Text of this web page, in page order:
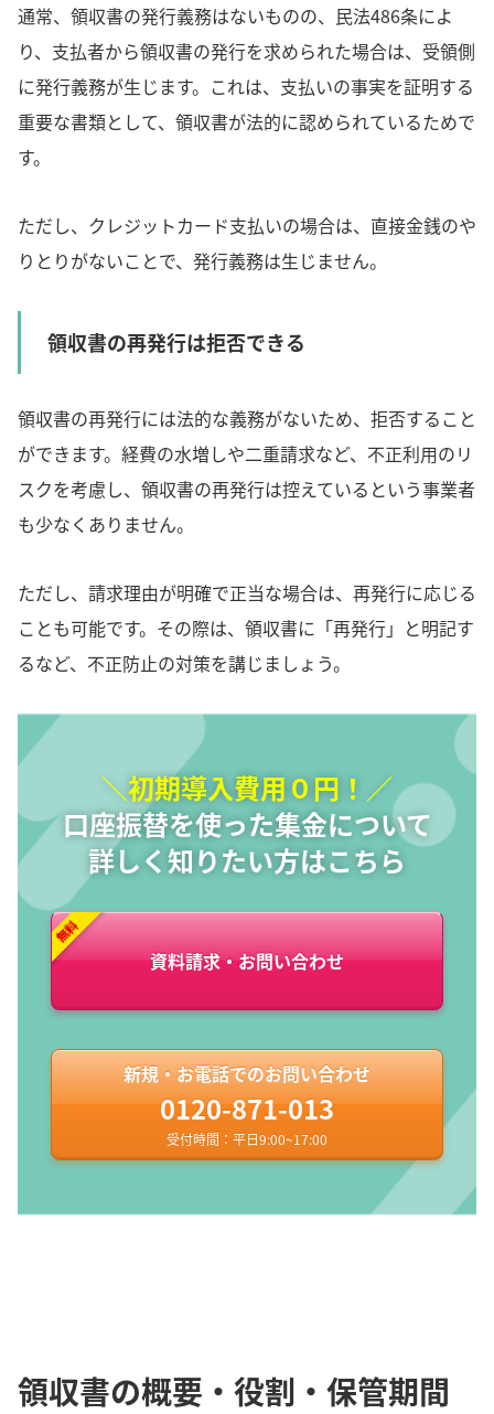
通常、領収書の発行義務はないものの、民法486条によ
り、支払者から領収書の発行を求められた場合は、受領側
に発行義務が生じます。これは、支払いの事実を証明する
重要な書類として、領収書が法的に認められているためで
す。
ただし、クレジットカード支払いの場合は、直接金銭のや
りとりがないことで、発行義務は生じません。
領収書の再発行は拒否できる
領収書の再発行には法的な義務がないため、拒否すること
ができます。経費の水増しや二重請求など、不正利用のリ
スクを考慮し、領収書の再発行は控えているという事業者
も少なくありません。
ただし、請求理由が明確で正当な場合は、再発行に応じる
ことも可能です。その際は、領収書に「再発行」と明記す
るなど、不正防止の対策を講じましょう。
＼初期導入費用０円！／
口座振替を使った集金について
詳しく知りたい方はこちら
資料請求・お問い合わせ
新規・お電話でのお問い合わせ
0120-871-013
受付時間：平日9:00~17:00
領収書の概要・役割・保管期間